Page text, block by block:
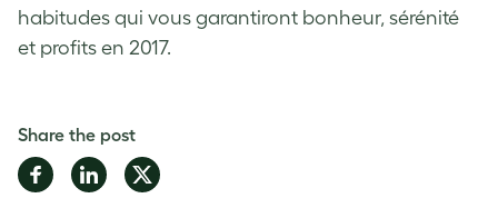
habitudes qui vous garantiront bonheur, sérénité
et profits en 2017.
Share the post
Share
on
Share
on
Share
on